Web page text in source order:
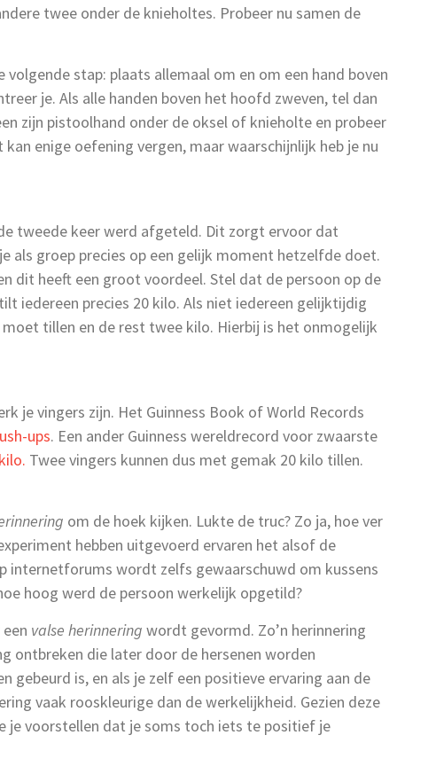
twee onder de knieholtes. Probeer nu samen de
stap: plaats allemaal om en om een hand boven
je. Als alle handen boven het hoofd zweven, tel dan
zijn pistoolhand onder de oksel of knieholte en probeer
enige oefening vergen, maar waarschijnlijk heb je nu
tweede keer werd afgeteld. Dit zorgt ervoor dat
als groep precies op een gelijk moment hetzelfde doet.
dit heeft een groot voordeel. Stel dat de persoon op de
iedereen precies 20 kilo. Als niet iedereen gelijktijdig
tillen en de rest twee kilo. Hierbij is het onmogelijk
je vingers zijn. Het Guinness Book of World Records
ups. Een ander Guinness wereldrecord voor zwaarste
Twee vingers kunnen dus met gemak 20 kilo tillen.
om de hoek kijken. Lukte de truc? Zo ja, hoe ver
hebben uitgevoerd ervaren het alsof de
internetforums wordt zelfs gewaarschuwd om kussens
hoog werd de persoon werkelijk opgetild?
valse herinnering wordt gevormd. Zo’n herinnering
ontbreken die later door de hersenen worden
gebeurd is, en als je zelf een positieve ervaring aan de
vaak rooskleurige dan de werkelijkheid. Gezien deze
je voorstellen dat je soms toch iets te positief je